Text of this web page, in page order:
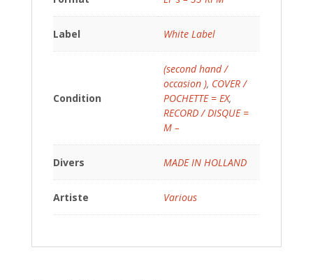
Label White Label
Condition
(second hand /
occasion ), COVER /
POCHETTE = EX,
RECORD / DISQUE =
M –
Divers MADE IN HOLLAND
Artiste Various